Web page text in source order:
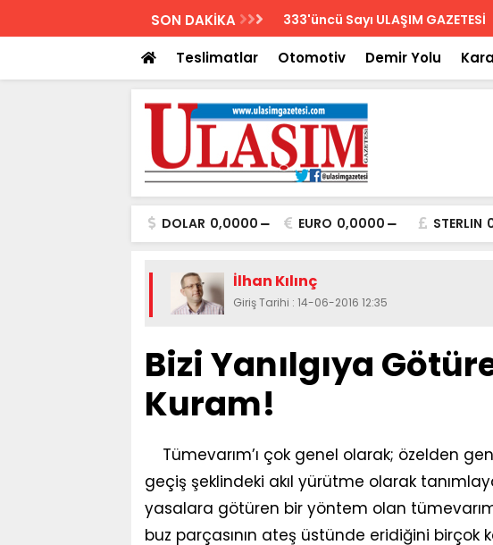
SON DAKİKA Biletler 12 saatte iade
Teslimatlar Otomotiv Demir Yolu Kara
DOLAR 0,0000 EURO 0,0000 STERLIN
İlhan Kılınç
Giriş Tarihi : 14-06-2016 12:35
Bizi Yanılgıya
Kuram!
Tümevarım’ı çok genel olarak; özelden
geçiş şeklindeki akıl yürütme olarak
yasalara götüren bir yöntem olan
buz parçasının ateş üstünde eridiğini birçok